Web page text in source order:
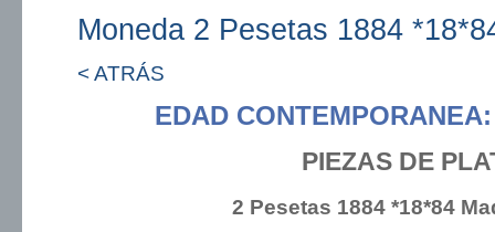
Moneda 2 Pesetas 1884
< ATRÁS
EDAD
PIEZAS DE
2 Pesetas 1884 *18*84